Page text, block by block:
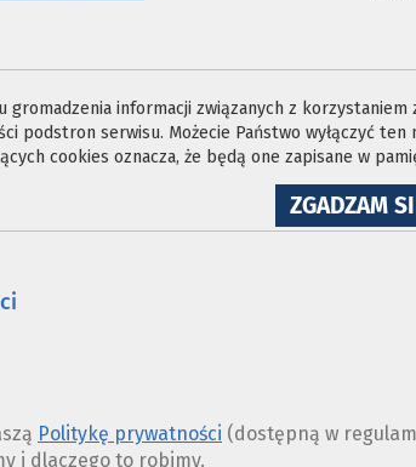
informacji związanych z
podstron serwisu. Możecie Państwo wyłączyć
cookies oznacza, że będą one zapisane w
ZGADZAM
Politykę prywatności (dostępną w
i dlaczego to robimy.